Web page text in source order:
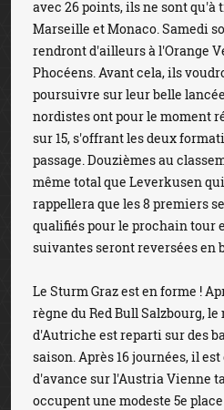
avec 26 points, ils ne sont qu'à
Marseille et Monaco. Samedi
rendront d'ailleurs à l'Orange
Phocéens. Avant cela, ils
poursuivre sur leur belle
nordistes ont pour le moment
sur 15, s'offrant les deux
passage. Douzièmes au
même total que Leverkusen
rappellera que les 8 premiers
qualifiés pour le prochain tour
suivantes seront reversées en
Le Sturm Graz est en forme !
règne du Red Bull Salzbourg,
d'Autriche est reparti sur des
saison. Après 16 journées, il
d'avance sur l'Austria Vienne
occupent une modeste 5e